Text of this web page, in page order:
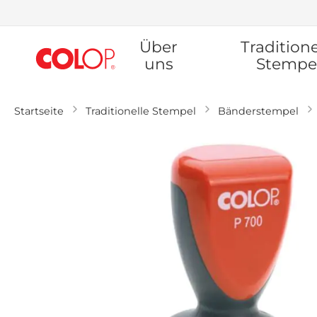
springen
Über
uns
Startseite Traditionelle Stempel Bänderstempel